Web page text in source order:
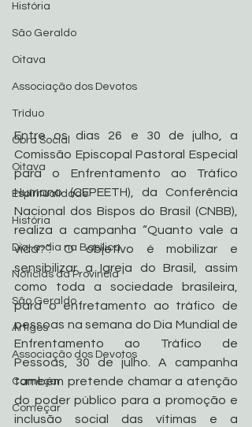
História
São Geraldo
Oitava
Associação dos Devotos
Tríduo
Obra Social
Oitava
Espiritualidade
História
Dia-a-dia na Basílica
Noticias da Província
São Geraldo
Artigos
Associação dos Devotos
Começar
Começar
Entre os dias 26 e 30 de julho, a
Comissão Episcopal Pastoral Especial
para o Enfrentamento ao Tráfico
Humano (CEPEETH), da Conferência
Nacional dos Bispos do Brasil (CNBB),
realiza a campanha “Quanto vale a
vida?”. O objetivo é mobilizar e
sensibilizar a Igreja do Brasil, assim
como toda a sociedade brasileira,
para o enfretamento ao tráfico de
pessoas na semana do Dia Mundial de
Enfrentamento ao Tráfico de
Pessoas, 30 de julho. A campanha
também pretende chamar a atenção
do poder público para a promoção e
inclusão social das vítimas e a